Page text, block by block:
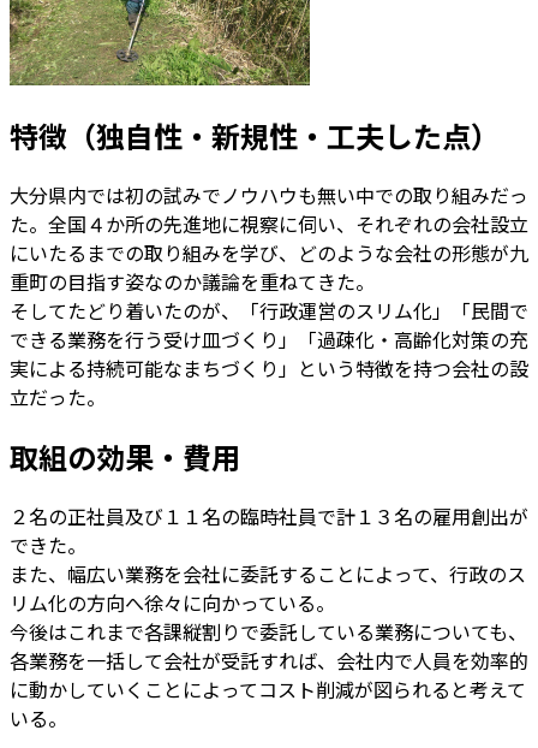
特徴（独自性・新規性・工夫した点）
大分県内では初の試みでノウハウも無い中での取り組みだっ
た。全国４か所の先進地に視察に伺い、それぞれの会社設立
にいたるまでの取り組みを学び、どのような会社の形態が九
重町の目指す姿なのか議論を重ねてきた。
そしてたどり着いたのが、「行政運営のスリム化」「民間で
できる業務を行う受け皿づくり」「過疎化・高齢化対策の充
実による持続可能なまちづくり」という特徴を持つ会社の設
立だった。
取組の効果・費用
２名の正社員及び１１名の臨時社員で計１３名の雇用創出が
できた。
また、幅広い業務を会社に委託することによって、行政のス
リム化の方向へ徐々に向かっている。
今後はこれまで各課縦割りで委託している業務についても、
各業務を一括して会社が受託すれば、会社内で人員を効率的
に動かしていくことによってコスト削減が図られると考えて
いる。